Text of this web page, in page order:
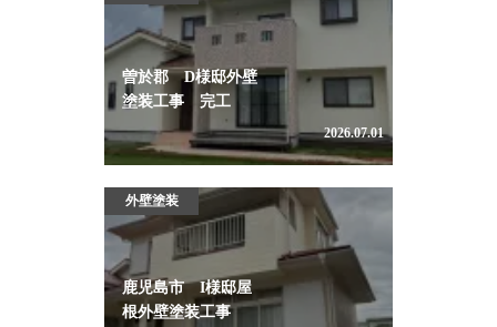
曽於郡 D様邸外壁
塗装工事 完工
2026.07.01
外壁塗装
鹿児島市 I様邸屋
根外壁塗装工事